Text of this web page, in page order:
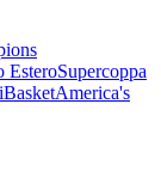
EsteroSupercoppa
BasketAmerica's